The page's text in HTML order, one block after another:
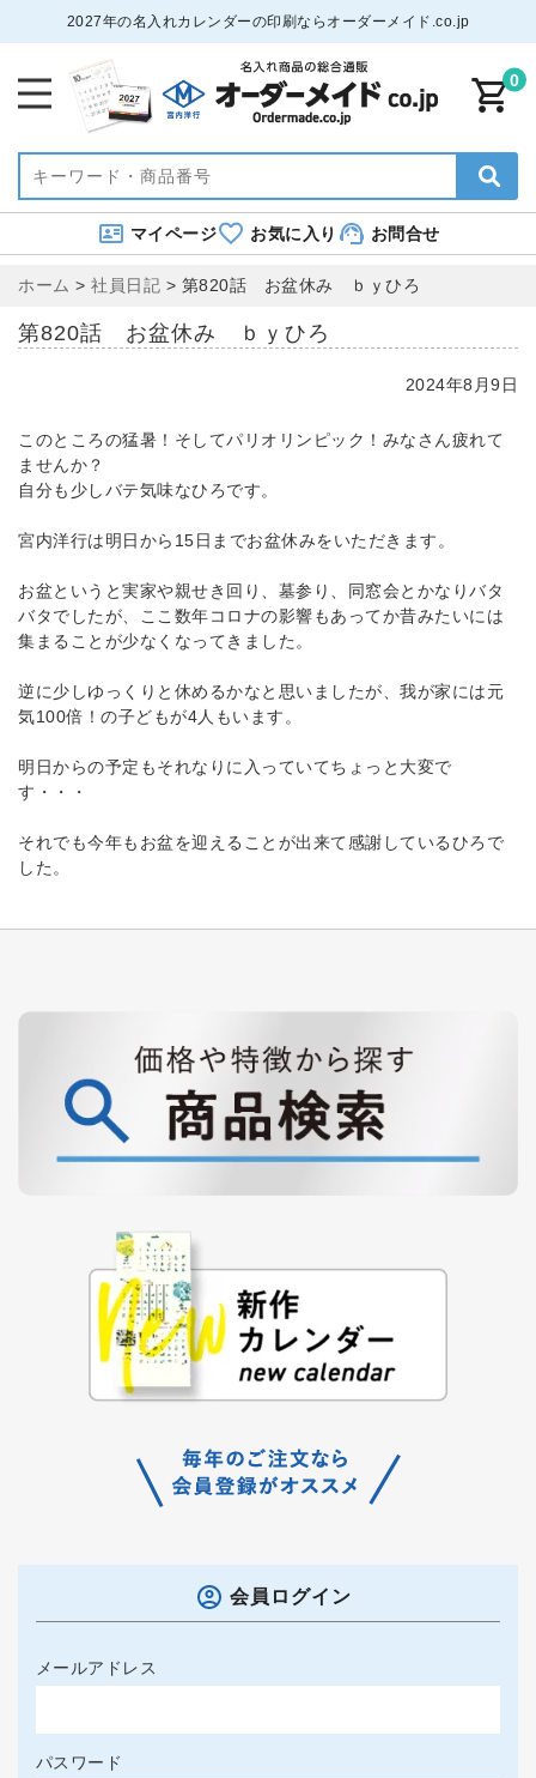
2027年の名入れカレンダーの印刷ならオーダーメイド.co.jp
0
マイページ お気に入り お問合せ
ホーム > 社員日記 > 第820話 お盆休み ｂｙひろ
第820話 お盆休み ｂｙひろ
2024年8月9日
このところの猛暑！そしてパリオリンピック！みなさん疲れて
ませんか？
自分も少しバテ気味なひろです。
宮内洋行は明日から15日までお盆休みをいただきます。
お盆というと実家や親せき回り、墓参り、同窓会とかなりバタ
バタでしたが、ここ数年コロナの影響もあってか昔みたいには
集まることが少なくなってきました。
逆に少しゆっくりと休めるかなと思いましたが、我が家には元
気100倍！の子どもが4人もいます。
明日からの予定もそれなりに入っていてちょっと大変で
す・・・
それでも今年もお盆を迎えることが出来て感謝しているひろで
した。
会員ログイン
メールアドレス
パスワード